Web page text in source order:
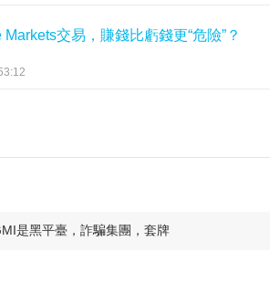
交易，賺錢比虧錢更“危險”？
是黑平臺，詐騙集團，套牌